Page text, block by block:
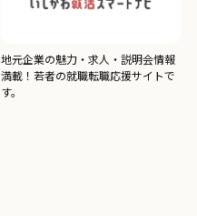
地元企業の魅力・求人・説明会情報
満載！若者の就職転職応援サイトで
す。